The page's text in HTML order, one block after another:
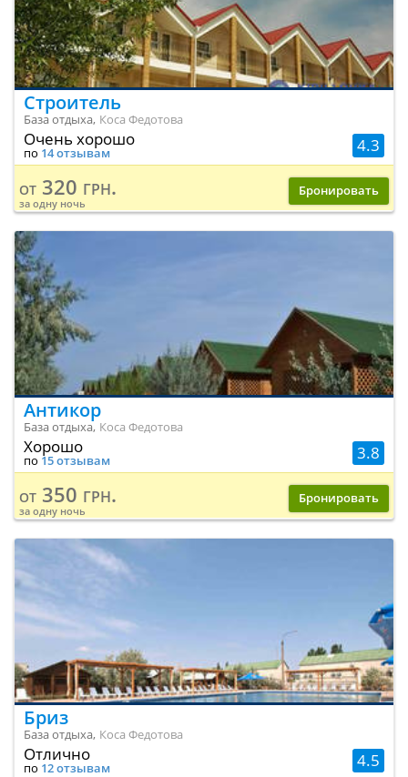
Строитель
База отдыха, Коса Федотова
4.3
Очень хорошо
по 14 отзывам
от 320 грн.
за одну ночь
Бронировать
Антикор
База отдыха, Коса Федотова
3.8
Хорошо
по 15 отзывам
от 350 грн.
за одну ночь
Бронировать
Бриз
База отдыха, Коса Федотова
4.5
Отлично
по 12 отзывам